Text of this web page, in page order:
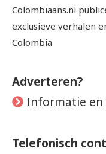
Colombiaans.nl
exclusieve verhalen
Colombia
Adverteren?
Informatie en
Telefonisch